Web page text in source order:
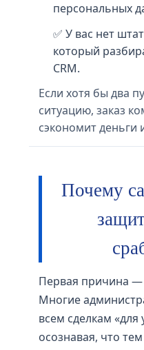
персональных
✅ У вас нет
который
CRM.
Если хотя бы два
ситуацию, заказ
сэкономит деньги
Почему
Первая причина
Многие
всем сделкам «для
осознавая, что